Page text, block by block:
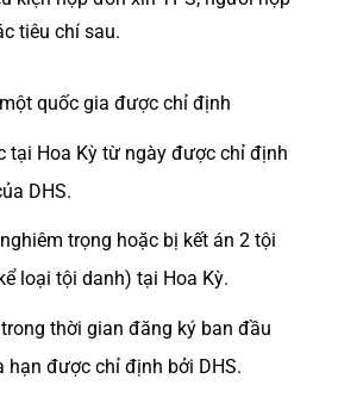
tiêu chí sau.
quốc gia được chỉ định
tại Hoa Kỳ từ ngày được chỉ định
DHS.
trọng hoặc bị kết án 2 tội
loại tội danh) tại Hoa Kỳ.
thời gian đăng ký ban đầu
hạn được chỉ định bởi DHS.